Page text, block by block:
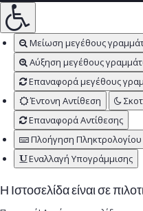
Μείωση μεγέθους
Αύξηση μεγέθους
Επαναφορά μεγέθους
Έντονη Αντίθεση
Επαναφορά Αντίθεσης
Πλοήγηση Πληκτρολογίου
Εναλλαγή Υπογράμμισης
Η Ιστοσελίδα είναι σε